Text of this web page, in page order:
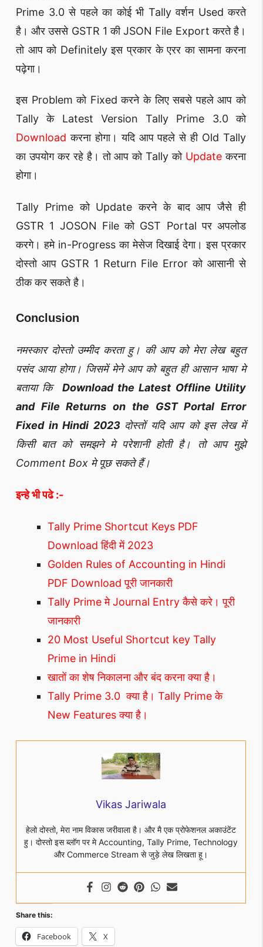
Prime 3.0 से पहले का कोई भी Tally वर्शन Used करते
है। और उससे GSTR 1 की JSON File Export करते है।
तो आप को Definitely इस प्रकार के एरर का सामना करना
पढ़ेगा।
इस Problem को Fixed करने के लिए सबसे पहले आप को
Tally के Latest Version Tally Prime 3.0 को
Download करना होगा। यदि आप पहले से ही Old Tally
का उपयोग कर रहे है। तो आप को Tally को Update करना
होगा।
Tally Prime को Update करने के बाद आप जैसे ही
GSTR 1 JOSON File को GST Portal पर अपलोड
करगे। हमे in-Progress का मेसेज दिखाई देगा। इस प्रकार
दोस्तो आप GSTR 1 Return File Error को आसानी से
ठीक कर सकते है।
Conclusion
नमस्कार दोस्तो उम्मीद करता हु। की आप को मेरा लेख बहुत
पसंद आया होगा। जिसमें मेने आप को बहुत ही आसान भाषा मे
बताया कि Download the Latest Offline Utility
and File Returns on the GST Portal Error
Fixed in Hindi 2023 दोस्तों यदि आप को इस लेख में
किसी बात को समझने मे परेशानी होती है। तो आप मुझे
Comment Box मे पूछ सकते हैं।
इन्हे भी पढे :-
Tally Prime Shortcut Keys PDF
Download हिंदी में 2023
Golden Rules of Accounting in Hindi
PDF Download पूरी जानकारी
Tally Prime मे Journal Entry कैसे करे। पूरी
जानकारी
20 Most Useful Shortcut key Tally
Prime in Hindi
खातों का शेष निकालना और बंद करना क्या है।
Tally Prime 3.0 क्या है। Tally Prime के
New Features क्या है।
Vikas Jariwala
हेलो दोस्तो, मेरा नाम विकास जरीवाला है। और मै एक प्रोफेशनल अकाउंटेंट
हु। दोस्तो इस ब्लॉग पर मे Accounting, Tally Prime, Technology
और Commerce Stream से जुड़े लेख लिखता हू।
Share this:
Facebook X